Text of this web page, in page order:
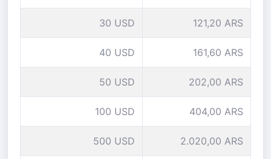
30 USD 121,20 ARS
40 USD 161,60 ARS
50 USD 202,00 ARS
100 USD 404,00 ARS
500 USD 2.020,00 ARS